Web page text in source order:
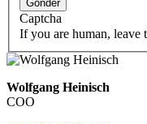
Gönder
Captcha
If you are human, leave
Wolfgang Heinisch
COO